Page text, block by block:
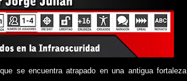
se encuentra atrapado en una antigua fortaleza